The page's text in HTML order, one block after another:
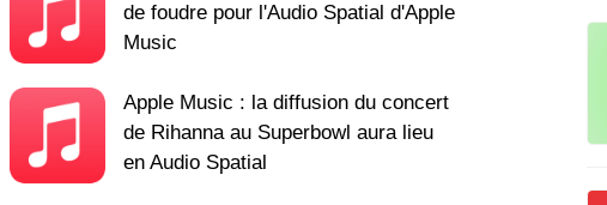
de foudre pour l'Audio Spatial d'Apple
Music
Apple Music : la diffusion du concert
de Rihanna au Superbowl aura lieu
en Audio Spatial